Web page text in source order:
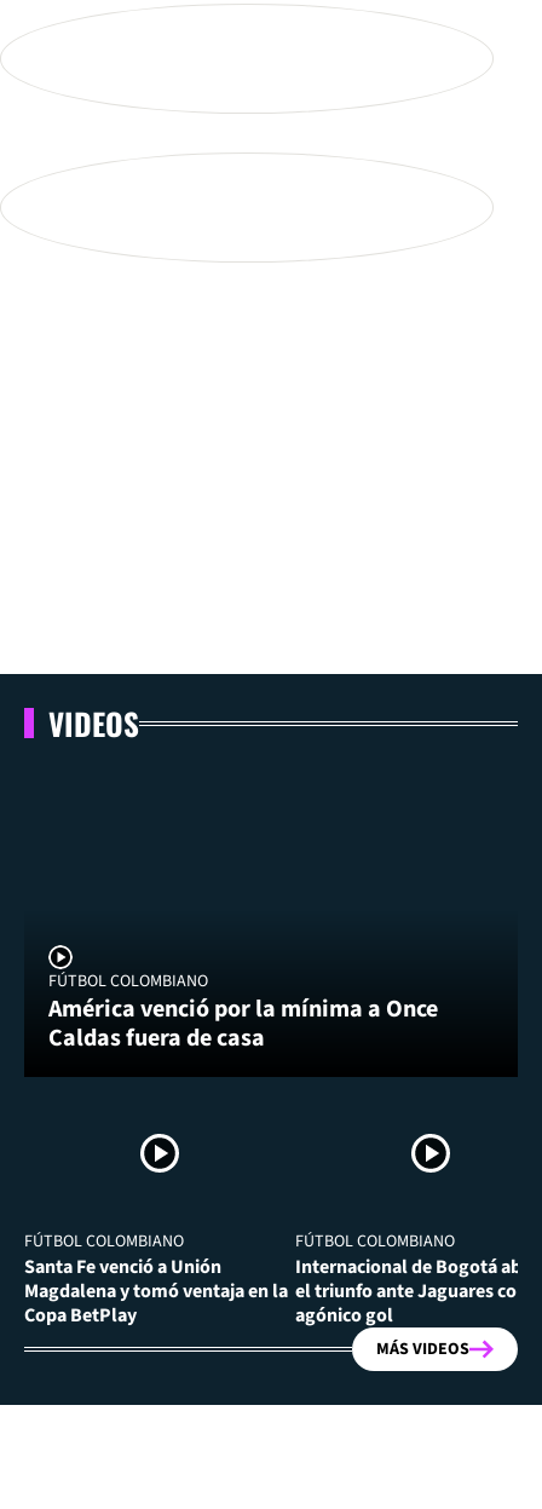
VIDEOS
FÚTBOL COLOMBIANO
América venció por la mínima a Once
Caldas fuera de casa
FÚTBOL COLOMBIANO
Santa Fe venció a Unión
Magdalena y tomó ventaja en la
Copa BetPlay
FÚTBOL COLOMBIANO
Internacional de Bogotá
el triunfo ante Jaguares con
agónico gol
MÁS VIDEOS